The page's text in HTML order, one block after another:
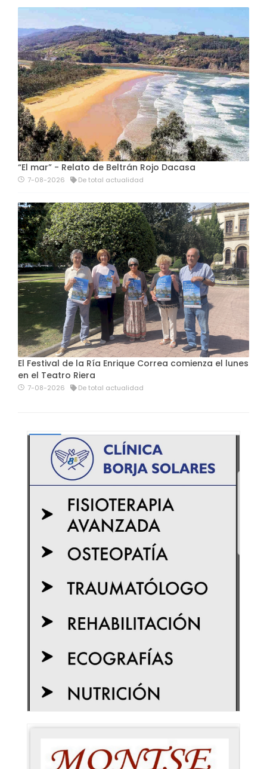
“El mar” - Relato de Beltrán Rojo Dacasa
7-08-2026 De total actualidad
El Festival de la Ría Enrique Correa comienza el lunes
en el Teatro Riera
7-08-2026 De total actualidad